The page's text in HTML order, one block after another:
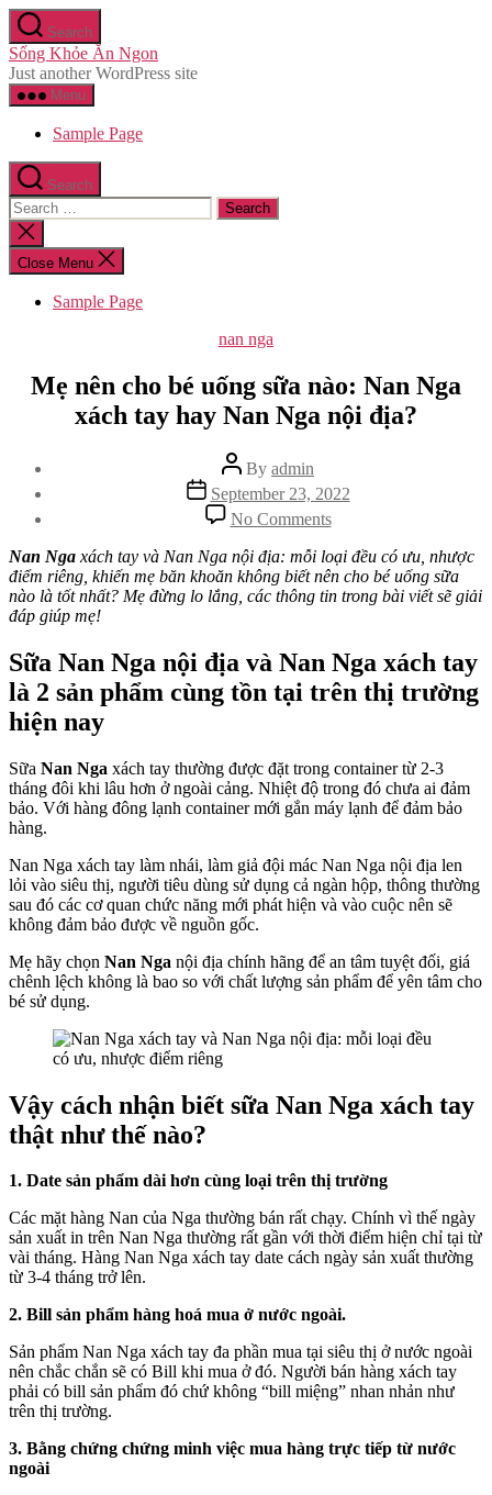
Skip
to
the
content
Search
Sống Khỏe Ăn Ngon
Just another WordPress site
Menu
Sample Page
Search
Search
for:
Close
search
Close Menu
Sample Page
Categories
nan nga
Mẹ nên cho bé uống sữa nào: Nan Nga
xách tay hay Nan Nga nội địa?
Post
author
By admin
Post
date
September 23, 2022
No Commentson
Mẹ
nên
cho
bé
nào:
Nan
Nga
Nan
Nga
nội
Nan Nga xách tay và Nan Nga nội địa: mỗi loại đều có ưu, nhược
điểm riêng, khiến mẹ băn khoăn không biết nên cho bé uống sữa
nào là tốt nhất? Mẹ đừng lo lắng, các thông tin trong bài viết sẽ giải
đáp giúp mẹ!
Sữa Nan Nga nội địa và Nan Nga xách tay
là 2 sản phẩm cùng tồn tại trên thị trường
hiện nay
Sữa Nan Nga xách tay thường được đặt trong container từ 2-3
tháng đôi khi lâu hơn ở ngoài cảng. Nhiệt độ trong đó chưa ai đảm
bảo. Với hàng đông lạnh container mới gắn máy lạnh để đảm bảo
hàng.
Nan Nga xách tay làm nhái, làm giả đội mác Nan Nga nội địa len
lỏi vào siêu thị, người tiêu dùng sử dụng cả ngàn hộp, thông thường
sau đó các cơ quan chức năng mới phát hiện và vào cuộc nên sẽ
không đảm bảo được về nguồn gốc.
Mẹ hãy chọn Nan Nga nội địa chính hãng để an tâm tuyệt đối, giá
chênh lệch không là bao so với chất lượng sản phẩm để yên tâm cho
bé sử dụng.
Vậy cách nhận biết sữa Nan Nga xách tay
thật như thế nào?
1. Date sản phẩm dài hơn cùng loại trên thị trường
Các mặt hàng Nan của Nga thường bán rất chạy. Chính vì thế ngày
sản xuất in trên Nan Nga thường rất gần với thời điểm hiện chỉ tại từ
vài tháng. Hàng Nan Nga xách tay date cách ngày sản xuất thường
từ 3-4 tháng trở lên.
2. Bill sản phẩm hàng hoá mua ở nước ngoài.
Sản phẩm Nan Nga xách tay đa phần mua tại siêu thị ở nước ngoài
nên chắc chắn sẽ có Bill khi mua ở đó. Người bán hàng xách tay
phải có bill sản phẩm đó chứ không “bill miệng” nhan nhản như
trên thị trường.
3. Bằng chứng chứng minh việc mua hàng trực tiếp từ nước
ngoài